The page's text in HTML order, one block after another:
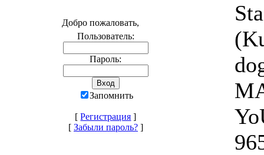
Добро пожаловать,
Пользователь:
Пароль:
Запомнить
[Регистрация ]
[ Забыли пароль? ]